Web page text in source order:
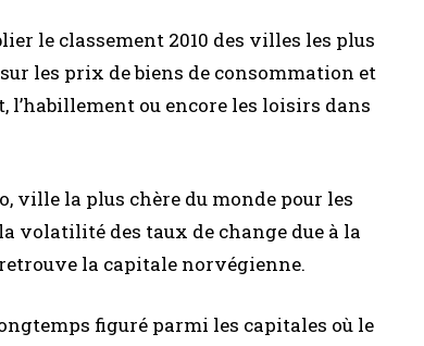
le classement 2010 des villes les plus
les prix de biens de consommation et
ou encore les loisirs dans
ville la plus chère du monde pour les
volatilité des taux de change due à la
la capitale norvégienne.
figuré parmi les capitales où le